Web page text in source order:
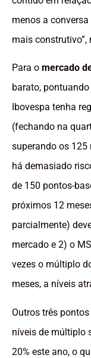
menos a
mais construtivo”,
Para o mercado
barato,
Ibovespa tenha
(fechando na
superando os 125
há demasiado
de 150 pontos-
próximos 12
parcialmente)
mercado e 2) o
vezes o múltiplo
meses, a níveis
Outros três
níveis de múltiplo
20% este ano, o